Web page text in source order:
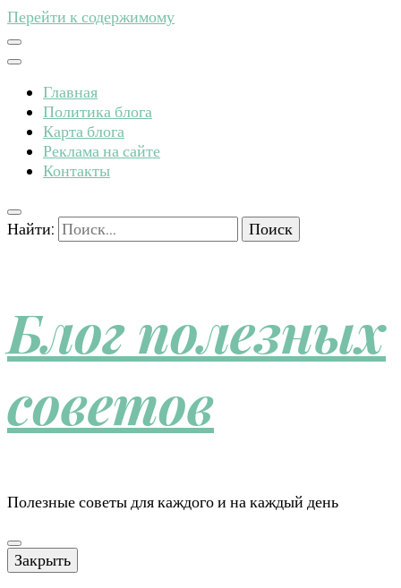
Перейти к содержимому
Главная
Политика блога
Карта блога
Реклама на сайте
Контакты
Найти:
Блог полезных
советов
Полезные советы для каждого и на каждый день
Закрыть